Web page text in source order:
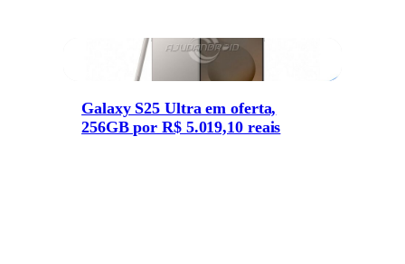
Galaxy S25 Ultra em oferta,
256GB por R$ 5.019,10 reais